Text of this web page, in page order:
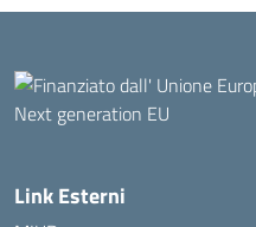
Link Esterni